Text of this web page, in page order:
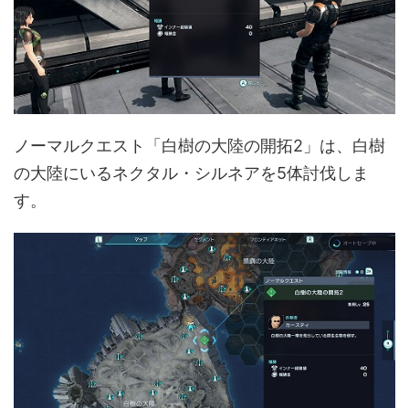
ノーマルクエスト「白樹の大陸の開拓2」は、白樹
の大陸にいるネクタル・シルネアを5体討伐しま
す。